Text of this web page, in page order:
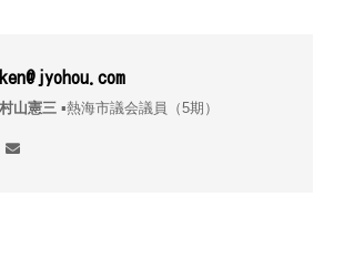
ken@jyohou.com
村山憲三▪︎熱海市議会議員（5期）